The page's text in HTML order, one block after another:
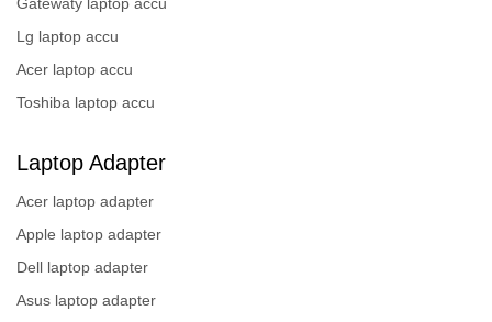
Lg laptop accu
Acer laptop accu
Toshiba laptop accu
Laptop Adapter
Acer laptop adapter
Apple laptop adapter
Dell laptop adapter
Asus laptop adapter